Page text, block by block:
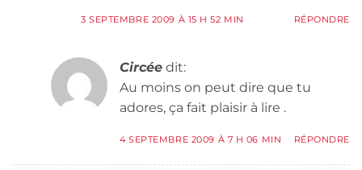
3 SEPTEMBRE 2009 À 15 H 52 MIN RÉPONDRE
Circée dit:
Au moins on peut dire que tu
adores, ça fait plaisir à lire .
4 SEPTEMBRE 2009 À 7 H 06 MIN RÉPONDRE